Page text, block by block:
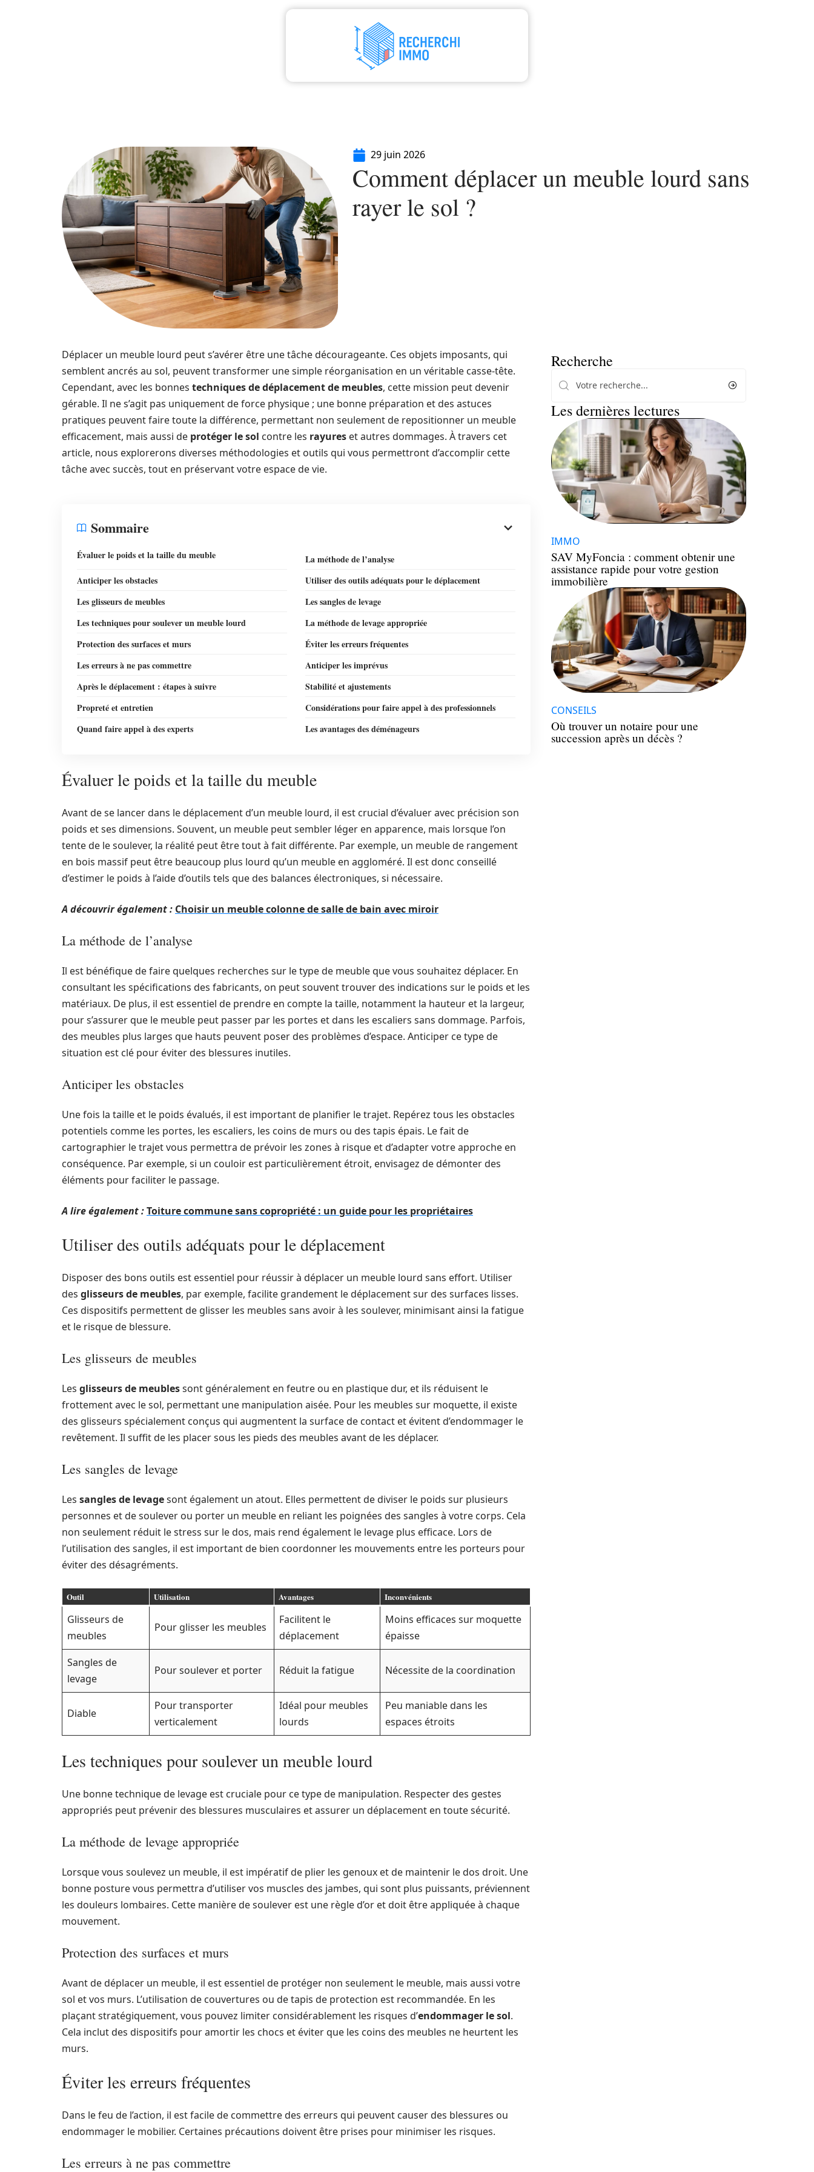
29 juin 2026
Comment déplacer un meuble lourd sans
rayer le sol ?
Déplacer un meuble lourd peut s’avérer être une tâche décourageante. Ces objets imposants, qui
semblent ancrés au sol, peuvent transformer une simple réorganisation en un véritable casse-tête.
Cependant, avec les bonnes techniques de déplacement de meubles, cette mission peut devenir
gérable. Il ne s’agit pas uniquement de force physique ; une bonne préparation et des astuces
pratiques peuvent faire toute la différence, permettant non seulement de repositionner un meuble
efficacement, mais aussi de protéger le sol contre les rayures et autres dommages. À travers cet
article, nous explorerons diverses méthodologies et outils qui vous permettront d’accomplir cette
tâche avec succès, tout en préservant votre espace de vie.
Sommaire
Évaluer le poids et la taille du meuble
La méthode de l’analyse
Anticiper les obstacles
Utiliser des outils adéquats pour le déplacement
Les glisseurs de meubles
Les sangles de levage
Les techniques pour soulever un meuble lourd
La méthode de levage appropriée
Protection des surfaces et murs
Éviter les erreurs fréquentes
Les erreurs à ne pas commettre
Anticiper les imprévus
Après le déplacement : étapes à suivre
Stabilité et ajustements
Propreté et entretien
Considérations pour faire appel à des professionnels
Quand faire appel à des experts
Les avantages des déménageurs
Évaluer le poids et la taille du meuble
Avant de se lancer dans le déplacement d’un meuble lourd, il est crucial d’évaluer avec précision son
poids et ses dimensions. Souvent, un meuble peut sembler léger en apparence, mais lorsque l’on
tente de le soulever, la réalité peut être tout à fait différente. Par exemple, un meuble de rangement
en bois massif peut être beaucoup plus lourd qu’un meuble en aggloméré. Il est donc conseillé
d’estimer le poids à l’aide d’outils tels que des balances électroniques, si nécessaire.
A découvrir également : Choisir un meuble colonne de salle de bain avec miroir
La méthode de l’analyse
Il est bénéfique de faire quelques recherches sur le type de meuble que vous souhaitez déplacer. En
consultant les spécifications des fabricants, on peut souvent trouver des indications sur le poids et les
matériaux. De plus, il est essentiel de prendre en compte la taille, notamment la hauteur et la largeur,
pour s’assurer que le meuble peut passer par les portes et dans les escaliers sans dommage. Parfois,
des meubles plus larges que hauts peuvent poser des problèmes d’espace. Anticiper ce type de
situation est clé pour éviter des blessures inutiles.
Anticiper les obstacles
Une fois la taille et le poids évalués, il est important de planifier le trajet. Repérez tous les obstacles
potentiels comme les portes, les escaliers, les coins de murs ou des tapis épais. Le fait de
cartographier le trajet vous permettra de prévoir les zones à risque et d’adapter votre approche en
conséquence. Par exemple, si un couloir est particulièrement étroit, envisagez de démonter des
éléments pour faciliter le passage.
A lire également :Toiture commune sans copropriété : un guide pour les propriétaires
Utiliser des outils adéquats pour le déplacement
Disposer des bons outils est essentiel pour réussir à déplacer un meuble lourd sans effort. Utiliser
des glisseurs de meubles, par exemple, facilite grandement le déplacement sur des surfaces lisses.
Ces dispositifs permettent de glisser les meubles sans avoir à les soulever, minimisant ainsi la fatigue
et le risque de blessure.
Les glisseurs de meubles
Les glisseurs de meublessont généralement en feutre ou en plastique dur, et ils réduisent le
frottement avec le sol, permettant une manipulation aisée. Pour les meubles sur moquette, il existe
des glisseurs spécialement conçus qui augmentent la surface de contact et évitent d’endommager le
revêtement. Il suffit de les placer sous les pieds des meubles avant de les déplacer.
Les sangles de levage
Les sangles de levagesont également un atout. Elles permettent de diviser le poids sur plusieurs
personnes et de soulever ou porter un meuble en reliant les poignées des sangles à votre corps. Cela
non seulement réduit le stress sur le dos, mais rend également le levage plus efficace. Lors de
l’utilisation des sangles, il est important de bien coordonner les mouvements entre les porteurs pour
éviter des désagréments.
Outil Utilisation Avantages Inconvénients
Glisseurs de
meubles
Pour glisser les meubles
Facilitent le
déplacement
Moins efficaces sur moquette
épaisse
Sangles de
levage
Pour soulever et porter Réduit la fatigue Nécessite de la coordination
Diable
Pour transporter
verticalement
Idéal pour meubles
lourds
Peu maniable dans les
espaces étroits
Les techniques pour soulever un meuble lourd
Une bonne technique de levage est cruciale pour ce type de manipulation. Respecter des gestes
appropriés peut prévenir des blessures musculaires et assurer un déplacement en toute sécurité.
La méthode de levage appropriée
Lorsque vous soulevez un meuble, il est impératif de plier les genoux et de maintenir le dos droit. Une
bonne posture vous permettra d’utiliser vos muscles des jambes, qui sont plus puissants, préviennent
les douleurs lombaires. Cette manière de soulever est une règle d’or et doit être appliquée à chaque
mouvement.
Protection des surfaces et murs
Avant de déplacer un meuble, il est essentiel de protéger non seulement le meuble, mais aussi votre
sol et vos murs. L’utilisation de couvertures ou de tapis de protection est recommandée. En les
plaçant stratégiquement, vous pouvez limiter considérablement les risques d’endommager le sol.
Cela inclut des dispositifs pour amortir les chocs et éviter que les coins des meubles ne heurtent les
murs.
Éviter les erreurs fréquentes
Dans le feu de l’action, il est facile de commettre des erreurs qui peuvent causer des blessures ou
endommager le mobilier. Certaines précautions doivent être prises pour minimiser les risques.
Les erreurs à ne pas commettre
Recherche
Les dernières lectures
IMMO
SAV MyFoncia : comment obtenir une
assistance rapide pour votre gestion
immobilière
CONSEILS
Où trouver un notaire pour une
succession après un décès ?